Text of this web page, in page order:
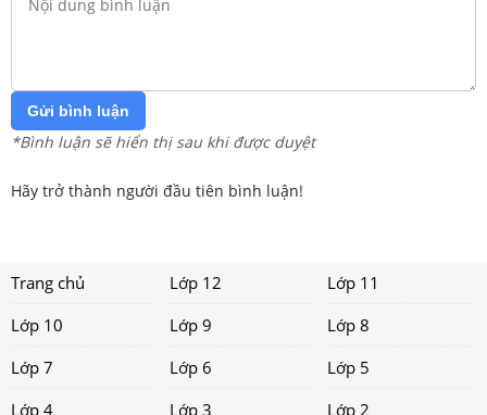
Gửi bình luận
*Bình luận sẽ hiển thị sau khi được duyệt
Hãy trở thành người đầu tiên bình luận!
Trang chủ Lớp 12
Lớp 11
Lớp 10
Lớp 9
Lớp 8
Lớp 7
Lớp 6
Lớp 5
Lớp 4
Lớp 3 Lớp 2